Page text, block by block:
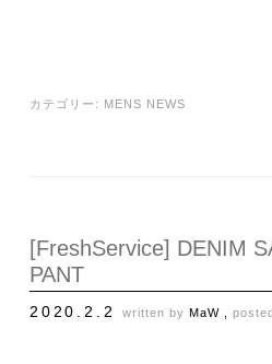
カテゴリー: MENS NEWS
[FreshService] DENIM
PANT
2020.2.2written by MaW ,